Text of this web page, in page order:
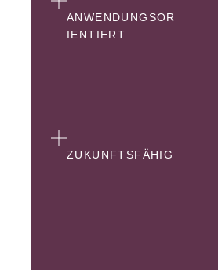
ANWENDUNGSOR
IENTIERT
ZUKUNFTSFÄHIG